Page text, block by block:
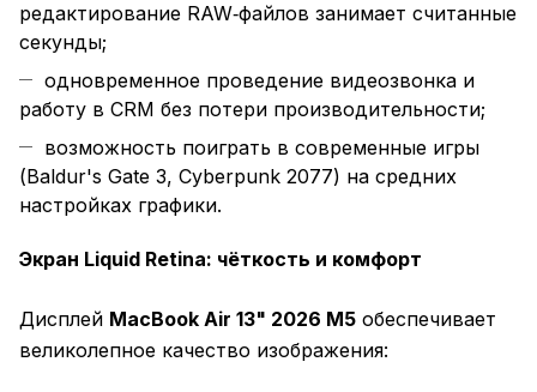
редактирование RAW‑файлов занимает считанные
секунды;
одновременное проведение видеозвонка и
работу в CRM без потери производительности;
возможность поиграть в современные игры
(Baldur's Gate 3, Cyberpunk 2077) на средних
настройках графики.
Экран Liquid Retina: чёткость и комфорт
Дисплей MacBook Air 13" 2026 M5 обеспечивает
великолепное качество изображения: